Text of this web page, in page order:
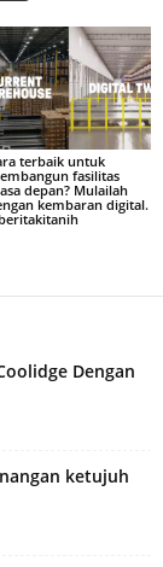
terbaik untuk
fasilitas
depan? Mulailah
kembaran digital.
Dengan
ketujuh